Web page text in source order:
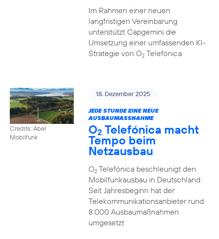
Im Rahmen einer neuen
langfristigen Vereinbarung
unterstützt Capgemini die
Umsetzung einer umfassenden KI-
Strategie von O2Telefónica
Credits: Abel
Mobilfunk
18. Dezember 2025
JEDE STUNDE EINE NEUE
AUSBAUMASSNAHME
O2 Telefónica macht
Tempo beim
Netzausbau
O2Telefónica beschleunigt den
Mobilfunkausbau in Deutschland.
Seit Jahresbeginn hat der
Telekommunikationsanbieter rund
8.000 Ausbaumaßnahmen
umgesetzt